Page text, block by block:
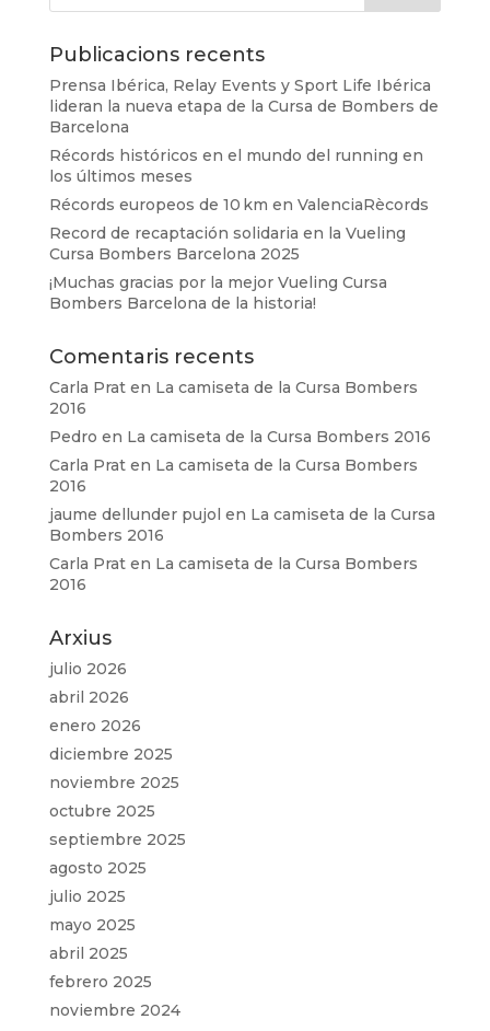
Publicacions recents
Prensa Ibérica, Relay Events y Sport Life Ibérica
lideran la nueva etapa de la Cursa de Bombers de
Barcelona
Récords históricos en el mundo del running en
los últimos meses
Récords europeos de 10 km en ValenciaRècords
Record de recaptación solidaria en la Vueling
Cursa Bombers Barcelona 2025
¡Muchas gracias por la mejor Vueling Cursa
Bombers Barcelona de la historia!
Comentaris recents
Carla Praten La camiseta de la Cursa Bombers
2016
Pedro en La camiseta de la Cursa Bombers 2016
Carla Praten La camiseta de la Cursa Bombers
2016
jaume dellunder pujol en La camiseta de la Cursa
Bombers 2016
Carla Praten La camiseta de la Cursa Bombers
2016
Arxius
julio 2026
abril 2026
enero 2026
diciembre 2025
noviembre 2025
octubre 2025
septiembre 2025
agosto 2025
julio 2025
mayo 2025
abril 2025
febrero 2025
noviembre 2024